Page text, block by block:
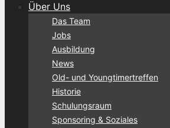
Über Uns
Das Team
Jobs
Ausbildung
News
Old- und Youngtimertreffen
Historie
Schulungsraum
Sponsoring & Soziales